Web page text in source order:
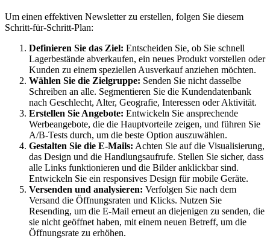
Um einen effektiven Newsletter zu erstellen, folgen Sie diesem
Schritt-für-Schritt-Plan:
Definieren Sie das Ziel: Entscheiden Sie, ob Sie schnell
Lagerbestände abverkaufen, ein neues Produkt vorstellen oder
Kunden zu einem speziellen Ausverkauf anziehen möchten.
Wählen Sie die Zielgruppe: Senden Sie nicht dasselbe
Schreiben an alle. Segmentieren Sie die Kundendatenbank
nach Geschlecht, Alter, Geografie, Interessen oder Aktivität.
Erstellen Sie Angebote: Entwickeln Sie ansprechende
Werbeangebote, die die Hauptvorteile zeigen, und führen Sie
A/B-Tests durch, um die beste Option auszuwählen.
Gestalten Sie die E-Mails: Achten Sie auf die Visualisierung,
das Design und die Handlungsaufrufe. Stellen Sie sicher, dass
alle Links funktionieren und die Bilder anklickbar sind.
Entwickeln Sie ein responsives Design für mobile Geräte.
Versenden und analysieren: Verfolgen Sie nach dem
Versand die Öffnungsraten und Klicks. Nutzen Sie
Resending, um die E-Mail erneut an diejenigen zu senden, die
sie nicht geöffnet haben, mit einem neuen Betreff, um die
Öffnungsrate zu erhöhen.